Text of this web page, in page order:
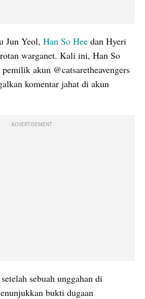
Jun Yeol, Han So Hee dan Hyeri
warganet. Kali ini, Han So
akun @catsaretheavengers
ADVERTISEMENT
bukti dugaan